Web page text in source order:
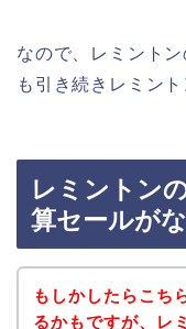
なので、レミント
も引き続きレミン
レミントン
算セールが
もしかしたらこち
るかもですが、レ